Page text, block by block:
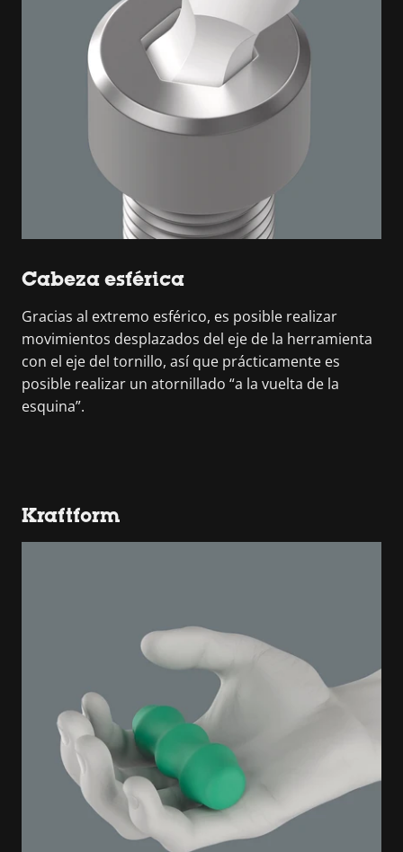
Cabeza esférica
Gracias al extremo esférico, es posible realizar
movimientos desplazados del eje de la herramienta
con el eje del tornillo, así que prácticamente es
posible realizar un atornillado “a la vuelta de la
esquina”.
Kraftform